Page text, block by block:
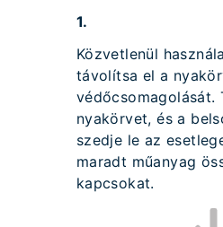
1.
Közvetlenül
távolítsa el a
védőcsomagolását.
nyakörvet, és a
szedje le az
maradt műanyag
kapcsokat.